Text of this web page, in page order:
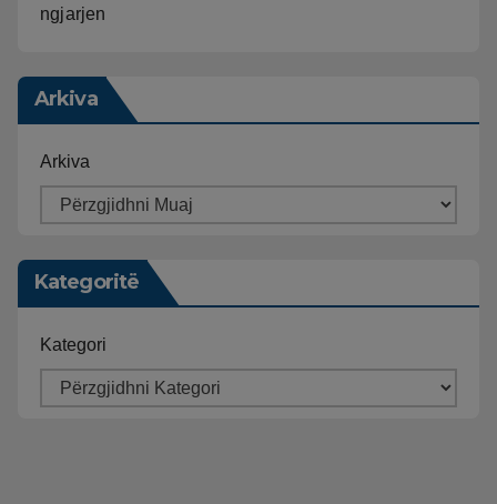
ngjarjen
Arkiva
Arkiva
Kategoritë
Kategori